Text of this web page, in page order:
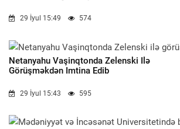
29 İyul 15:49 574
Netanyahu Vaşinqtonda Zelenski Ilə
Görüşməkdən Imtina Edib
29 İyul 15:43 595